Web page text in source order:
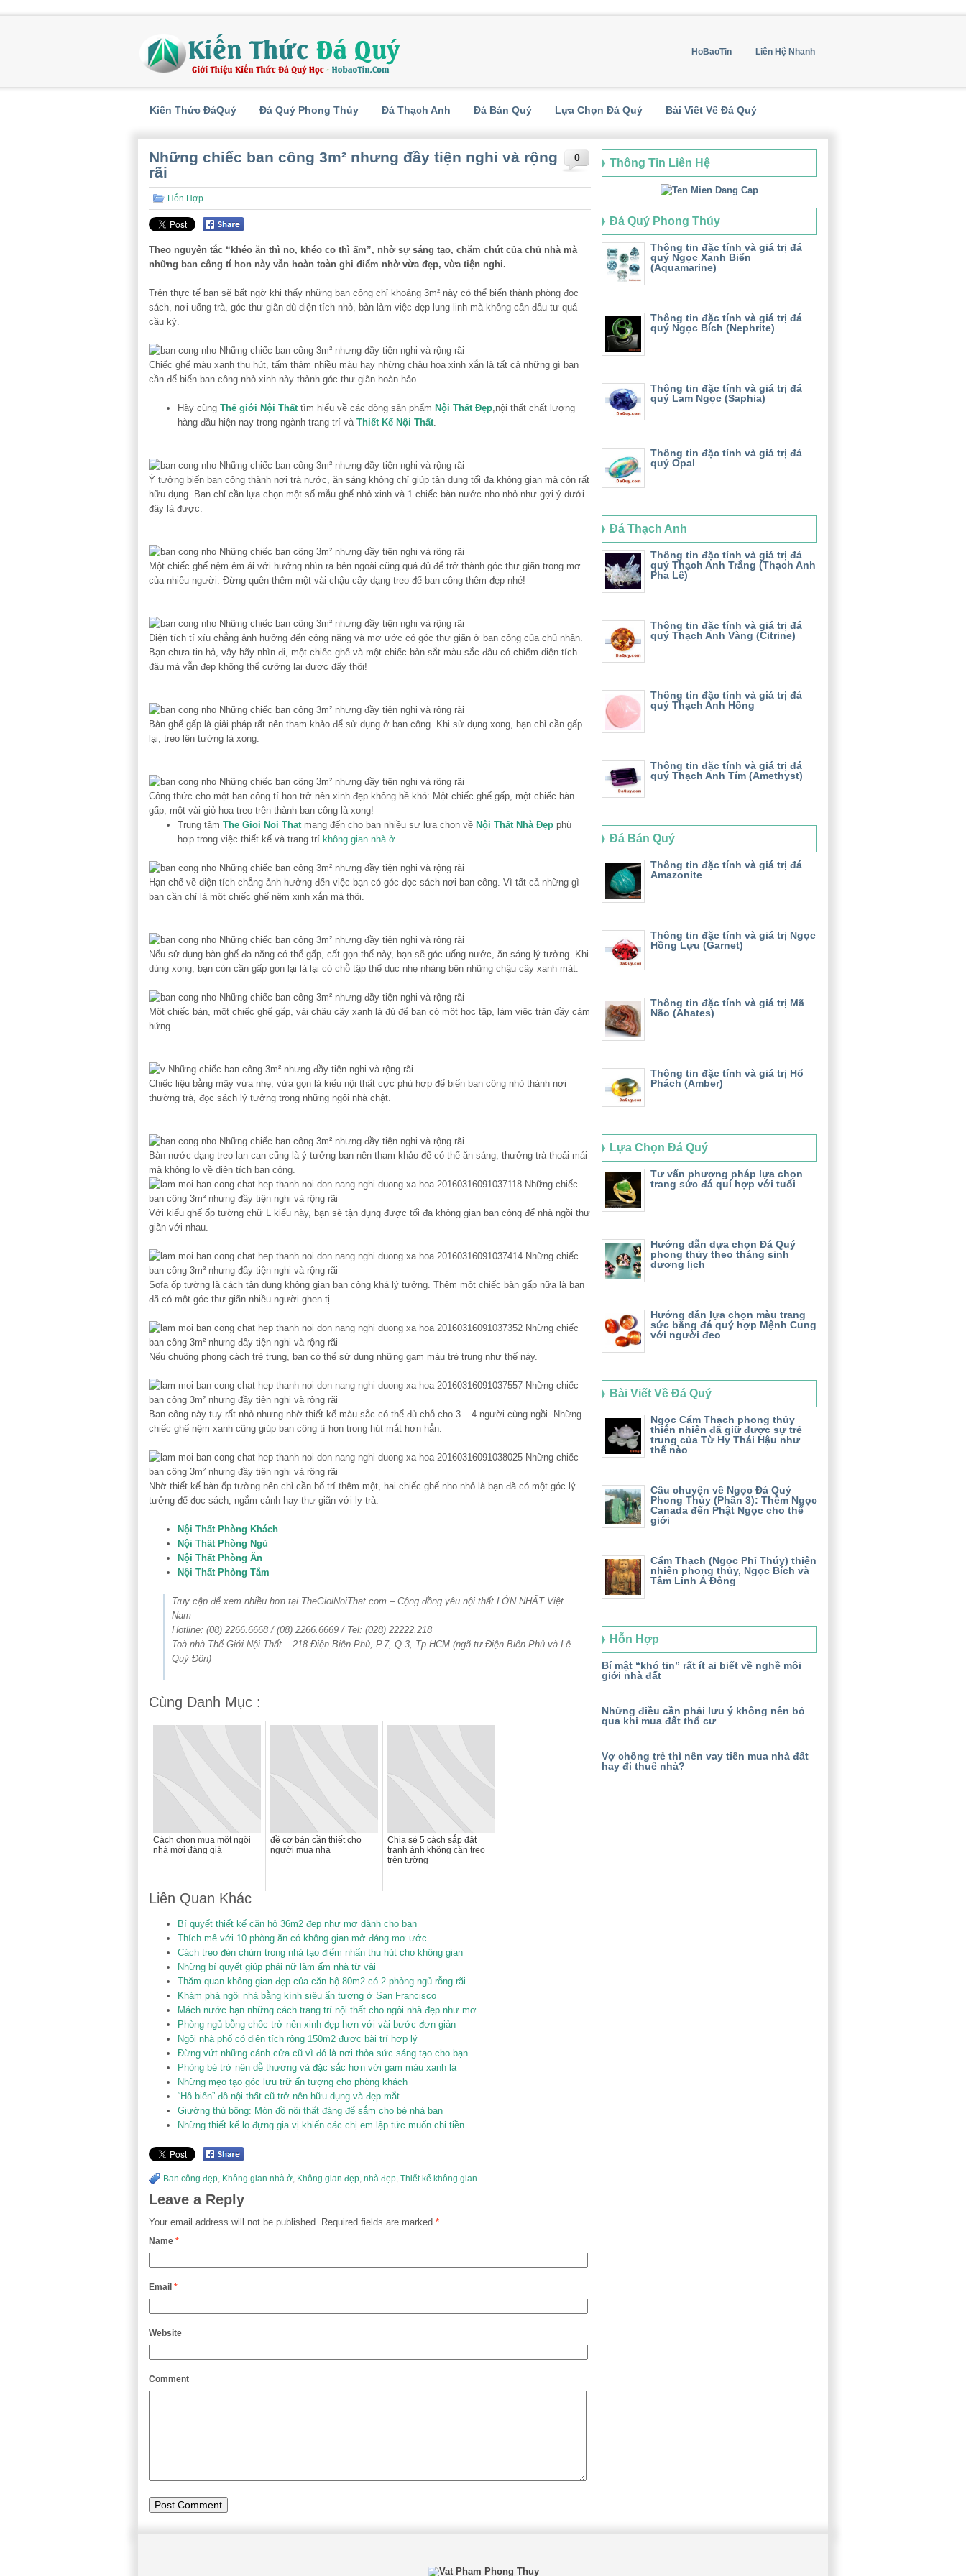
HoBaoTin Liên Hệ Nhanh
Kiến Thức ĐáQuý Đá Quý Phong Thủy Đá Thạch Anh Đá Bán Quý Lựa Chọn Đá Quý Bài Viết Về Đá Quý
0
Những chiếc ban công 3m² nhưng đầy tiện nghi và rộng
rãi
Hỗn Hợp
Theo nguyên tắc “khéo ăn thì no, khéo co thì ấm”, nhờ sự sáng tạo, chăm chút của chủ nhà mà
những ban công tí hon này vẫn hoàn toàn ghi điểm nhờ vừa đẹp, vừa tiện nghi.
Trên thực tế bạn sẽ bất ngờ khi thấy những ban công chỉ khoảng 3m² này có thể biến thành phòng đọc
sách, nơi uống trà, góc thư giãn dù diện tích nhỏ, bàn làm việc đẹp lung linh mà không cần đầu tư quá
cầu kỳ.
Chiếc ghế màu xanh thu hút, tấm thảm nhiều màu hay những chậu hoa xinh xắn là tất cả những gì bạn
cần để biến ban công nhỏ xinh này thành góc thư giãn hoàn hảo.
Hãy cũng Thế giới Nội Thất tìm hiểu về các dòng sản phẩm Nội Thất Đẹp ,nội thất chất lượng
hàng đầu hiện nay trong ngành trang trí và Thiết Kế Nội Thất
Ý tưởng biến ban công thành nơi trà nước, ăn sáng không chỉ giúp tận dụng tối đa không gian mà còn rất
hữu dụng. Bạn chỉ cần lựa chọn một số mẫu ghế nhỏ xinh và 1 chiếc bàn nước nho nhỏ như gợi ý dưới
đây là được.
Một chiếc ghế nệm êm ái với hướng nhìn ra bên ngoài cũng quá đủ để trở thành góc thư giãn trong mơ
của nhiều người. Đừng quên thêm một vài chậu cây dạng treo để ban công thêm đẹp nhé!
Diện tích tí xíu chẳng ảnh hưởng đến công năng và mơ ước có góc thư giãn ở ban công của chủ nhân.
Bạn chưa tin hả, vậy hãy nhìn đi, một chiếc ghế và một chiếc bàn sắt màu sắc đâu có chiếm diện tích
đâu mà vẫn đẹp không thể cưỡng lại được đấy thôi!
Bàn ghế gấp là giải pháp rất nên tham khảo để sử dụng ở ban công. Khi sử dụng xong, bạn chỉ cần gấp
lại, treo lên tường là xong.
Công thức cho một ban công tí hon trở nên xinh đẹp không hề khó: Một chiếc ghế gấp, một chiếc bàn
gấp, một vài giỏ hoa treo trên thành ban công là xong!
Trung tâm The Gioi Noi That mang đến cho bạn nhiều sự lựa chọn về Nội Thất Nhà Đẹp phù
hợp trong việc thiết kế và trang trí không gian nhà ở
Hạn chế về diện tích chẳng ảnh hưởng đến việc bạn có góc đọc sách nơi ban công. Vì tất cả những gì
bạn cần chỉ là một chiếc ghế nệm xinh xắn mà thôi.
Nếu sử dụng bàn ghế đa năng có thể gấp, cất gọn thế này, bạn sẽ góc uống nước, ăn sáng lý tưởng. Khi
dùng xong, bạn còn cần gấp gọn lại là lại có chỗ tập thể dục nhẹ nhàng bên những chậu cây xanh mát.
Một chiếc bàn, một chiếc ghế gấp, vài chậu cây xanh là đủ để bạn có một học tập, làm việc tràn đầy cảm
hứng.
Chiếc liệu bằng mây vừa nhẹ, vừa gọn là kiểu nội thất cực phù hợp để biến ban công nhỏ thành nơi
thường trà, đọc sách lý tưởng trong những ngôi nhà chật.
Bàn nước dạng treo lan can cũng là ý tưởng bạn nên tham khảo để có thể ăn sáng, thưởng trà thoải mái
mà không lo về diện tích ban công.
Với kiểu ghế ốp tường chữ L kiểu này, bạn sẽ tận dụng được tối đa không gian ban công để nhà ngồi thư
giãn với nhau.
Sofa ốp tường là cách tận dụng không gian ban công khá lý tưởng. Thêm một chiếc bàn gấp nữa là bạn
đã có một góc thư giãn nhiều người ghen tị.
Nếu chuộng phong cách trẻ trung, bạn có thể sử dụng những gam màu trẻ trung như thế này.
Ban công này tuy rất nhỏ nhưng nhờ thiết kế màu sắc có thể đủ chỗ cho 3 – 4 người cùng ngồi. Những
chiếc ghế nệm xanh cũng giúp ban công tí hon trong hút mắt hơn hẳn.
Nhờ thiết kế bàn ốp tường nên chỉ cần bố trí thêm một, hai chiếc ghế nho nhỏ là bạn đã có một góc lý
tưởng để đọc sách, ngắm cảnh hay thư giãn với ly trà.
Nội Thất Phòng Khách
Nội Thất Phòng Ngủ
Nội Thất Phòng Ăn
Nội Thất Phòng Tắm
Truy cập để xem nhiều hơn tại TheGioiNoiThat.com – Cộng đồng yêu nội thất LỚN NHẤT Việt
Nam
Hotline: (08) 2266.6668 / (08) 2266.6669 / Tel: (028) 22222.218
Toà nhà Thế Giới Nội Thất – 218 Điện Biên Phủ, P.7, Q.3, Tp.HCM (ngã tư Điện Biên Phủ và Lê
Quý Đôn)
Cùng Danh Mục :
Cách chọn mua một ngôi
nhà mới đáng giá
đề cơ bản cần thiết cho
người mua nhà
Chia sẻ 5 cách sắp đặt
tranh ảnh không cần treo
trên tường
Liên Quan Khác
Bí quyết thiết kế căn hộ 36m2 đẹp như mơ dành cho bạn
Thích mê với 10 phòng ăn có không gian mở đáng mơ ước
Cách treo đèn chùm trong nhà tạo điểm nhấn thu hút cho không gian
Những bí quyết giúp phái nữ làm ấm nhà từ vải
Thăm quan không gian đẹp của căn hộ 80m2 có 2 phòng ngủ rỗng rãi
Khám phá ngôi nhà bằng kính siêu ấn tượng ở San Francisco
Mách nước bạn những cách trang trí nội thất cho ngôi nhà đẹp như mơ
Phòng ngủ bỗng chốc trở nên xinh đẹp hơn với vài bước đơn giản
Ngôi nhà phố có diện tích rộng 150m2 được bài trí hợp lý
Đừng vứt những cánh cửa cũ vì đó là nơi thỏa sức sáng tạo cho bạn
Phòng bé trở nên dễ thương và đặc sắc hơn với gam màu xanh lá
Những mẹo tạo góc lưu trữ ấn tượng cho phòng khách
“Hô biến” đồ nội thất cũ trở nên hữu dụng và đẹp mắt
Giường thú bông: Món đồ nội thất đáng để sắm cho bé nhà bạn
Những thiết kế lọ đựng gia vị khiến các chị em lập tức muốn chi tiền
Ban công đẹp, Không gian nhà ở, Không gian đẹp, nhà đẹp, Thiết kế không gian
Leave a Reply
Your email address will not be published. Required fields are marked *
Name *
Email *
Website
Comment
Thông Tin Liên Hệ
Đá Quý Phong Thủy
Thông tin đặc tính và giá trị đá
quý Ngọc Xanh Biển
(Aquamarine)
Thông tin đặc tính và giá trị đá
quý Ngọc Bích (Nephrite)
Thông tin đặc tính và giá trị đá
quý Lam Ngọc (Saphia)
Thông tin đặc tính và giá trị đá
quý Opal
Đá Thạch Anh
Thông tin đặc tính và giá trị đá
quý Thạch Anh Trắng (Thạch Anh
Pha Lê)
Thông tin đặc tính và giá trị đá
quý Thạch Anh Vàng (Citrine)
Thông tin đặc tính và giá trị đá
quý Thạch Anh Hồng
Thông tin đặc tính và giá trị đá
quý Thạch Anh Tím (Amethyst)
Đá Bán Quý
Thông tin đặc tính và giá trị đá
Amazonite
Thông tin đặc tính và giá trị Ngọc
Hồng Lựu (Garnet)
Thông tin đặc tính và giá trị Mã
Não (Ahates)
Thông tin đặc tính và giá trị Hổ
Phách (Amber)
Lựa Chọn Đá Quý
Tư vấn phương pháp lựa chọn
trang sức đá quí hợp với tuổi
Hướng dẫn dựa chọn Đá Quý
phong thủy theo tháng sinh
dương lịch
Hướng dẫn lựa chọn màu trang
sức bằng đá quý hợp Mệnh Cung
với người đeo
Bài Viết Về Đá Quý
Ngọc Cẩm Thạch phong thủy
thiên nhiên đã giữ được sự trẻ
trung của Từ Hy Thái Hậu như
thế nào
Câu chuyện về Ngọc Đá Quý
Phong Thủy (Phần 3): Thềm Ngọc
Canada đến Phật Ngọc cho thế
giới
Cẩm Thạch (Ngọc Phỉ Thúy) thiên
nhiên phong thủy, Ngọc Bích và
Tâm Linh Á Đông
Hỗn Hợp
Bí mật “khó tin” rất ít ai biết về nghề môi
giới nhà đất
Những điều cần phải lưu ý không nên bỏ
qua khi mua đất thổ cư
Vợ chồng trẻ thì nên vay tiền mua nhà đất
hay đi thuê nhà?